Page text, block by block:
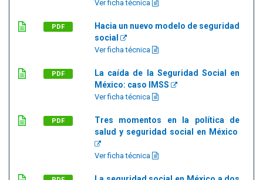
Ver ficha técnica
PDF
Hacia un nuevo modelo de seguridad
social
Ver ficha técnica
PDF
La caída de la Seguridad Social en
México: caso IMSS
Ver ficha técnica
PDF
Tres momentos en la política de
salud y seguridad social en México
Ver ficha técnica